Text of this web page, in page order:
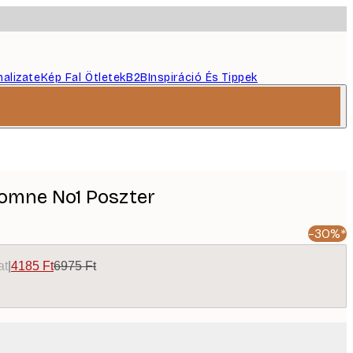
Kép Fal ÖtletekB2BInspiráció És Tippek
No1 Poszter
-30%*
4185 Ft6975 Ft